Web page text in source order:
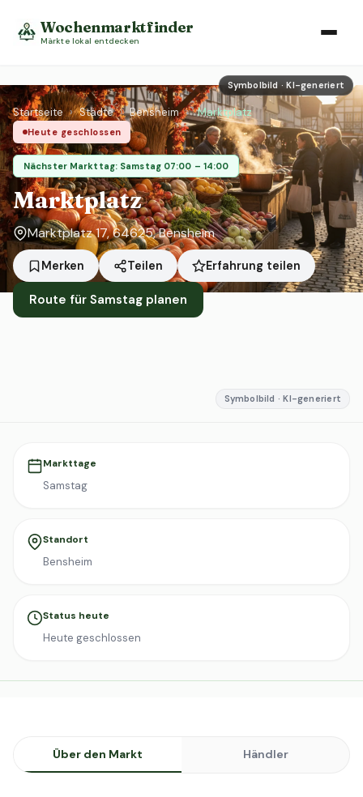
Wochenmarktfinder
Märkte lokal entdecken
Symbolbild · KI-generiert
Startseite › Städte › Bensheim › Marktplatz
Heute geschlossen
Nächster Markttag: Samstag 07:00 – 14:00
Marktplatz
Marktplatz 17, 64625, Bensheim
Merken Teilen Erfahrung teilen
Route für Samstag planen
Symbolbild · KI-generiert
Markttage
Samstag
Standort
Bensheim
Status heute
Heute geschlossen
Über den Markt Händler